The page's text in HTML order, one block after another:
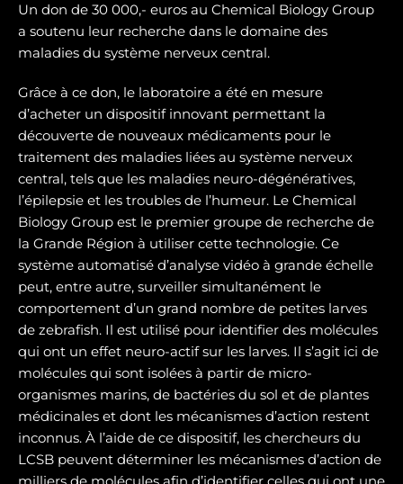
Un don de 30 000,- euros au Chemical Biology Group
a soutenu leur recherche dans le domaine des
maladies du système nerveux central.
Grâce à ce don, le laboratoire a été en mesure
d’acheter un dispositif innovant permettant la
découverte de nouveaux médicaments pour le
traitement des maladies liées au système nerveux
central, tels que les maladies neuro-dégénératives,
l’épilepsie et les troubles de l’humeur. Le Chemical
Biology Group est le premier groupe de recherche de
la Grande Région à utiliser cette technologie. Ce
système automatisé d’analyse vidéo à grande échelle
peut, entre autre, surveiller simultanément le
comportement d’un grand nombre de petites larves
de zebrafish. Il est utilisé pour identifier des molécules
qui ont un effet neuro-actif sur les larves. Il s’agit ici de
molécules qui sont isolées à partir de micro-
organismes marins, de bactéries du sol et de plantes
médicinales et dont les mécanismes d’action restent
inconnus. À l’aide de ce dispositif, les chercheurs du
LCSB peuvent déterminer les mécanismes d’action de